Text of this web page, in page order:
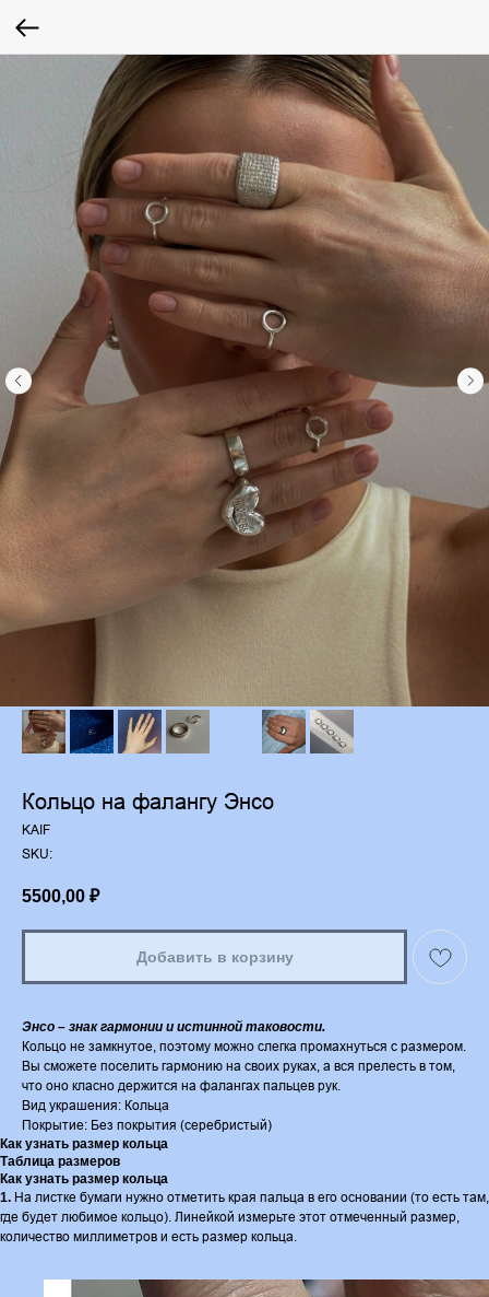
Кольцо на фалангу Энсо
KAIF
SKU:
5500,00 ₽
Добавить в корзину
Энсо – знак гармонии и истинной таковости.
Кольцо не замкнутое, поэтому можно слегка промахнуться с размером.
Вы сможете поселить гармонию на своих руках, а вся прелесть в том,
что оно класно держится на фалангах пальцев рук.
Вид украшения: Кольца
Покрытие: Без покрытия (серебристый)
Как узнать размер кольца
Таблица размеров
Как узнать размер кольца
1. На листке бумаги нужно отметить края пальца в его основании (то есть там,
где будет любимое кольцо). Линейкой измерьте этот отмеченный размер,
количество миллиметров и есть размер кольца.